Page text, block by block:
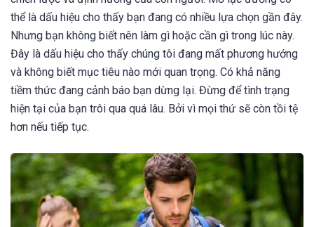
thể là dấu hiệu cho thấy bạn đang có nhiều lựa chọn gần đây.
Nhưng bạn không biết nên làm gì hoặc cần gì trong lúc này.
Đây là dấu hiệu cho thấy chúng tôi đang mất phương hướng
và không biết mục tiêu nào mới quan trọng. Có khả năng
tiềm thức đang cảnh báo bạn dừng lại. Đừng để tình trạng
hiện tại của bạn trôi qua quá lâu. Bởi vì mọi thứ sẽ còn tồi tệ
hơn nếu tiếp tục.